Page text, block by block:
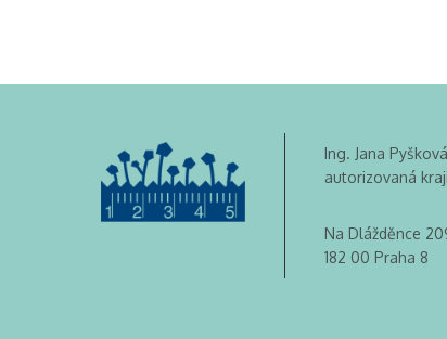
Ing. Jana Pyšková
autorizovaná
Na Dlážděnce
182 00 Praha 8